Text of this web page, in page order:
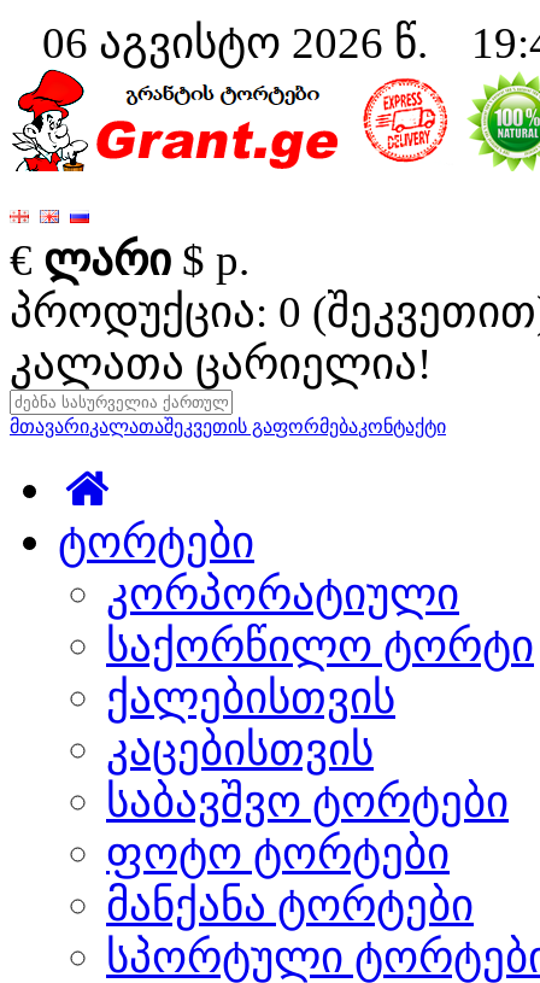
06 აგვისტო 2026 წ.
€ ლარი $ р.
პროდუქცია: 0
კალათა ცარიელია!
მთავარიკალათაშეკვეთის გაფორმებაკონტაქტი
ტორტები
კორპორატიული
საქორწილო ტორტი
ქალებისთვის
კაცებისთვის
საბავშვო ტორტები
ფოტო ტორტები
მანქანა ტორტები
სპორტული